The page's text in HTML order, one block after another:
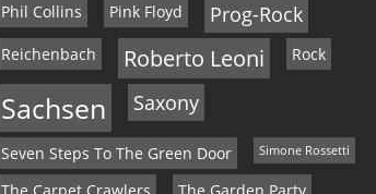
Phil Collins Pink Floyd Prog-Rock
Reichenbach Roberto Leoni Rock
Sachsen Saxony
Seven Steps To The Green Door Simone Rossetti